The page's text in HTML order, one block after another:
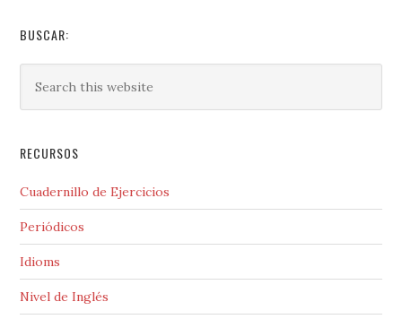
BUSCAR:
RECURSOS
Cuadernillo de Ejercicios
Periódicos
Idioms
Nivel de Inglés